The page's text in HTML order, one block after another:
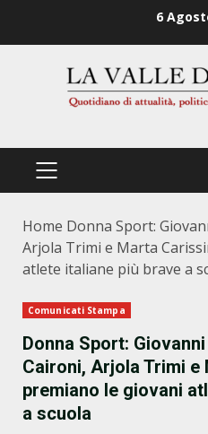
6
PRIMÄRES
Home Donna Sport:
Arjola Trimi e Marta
atlete italiane più brave a
Comunicati Stampa
Donna Sport:
Caironi, Arjola Trimi e
premiano le giovani
a scuola